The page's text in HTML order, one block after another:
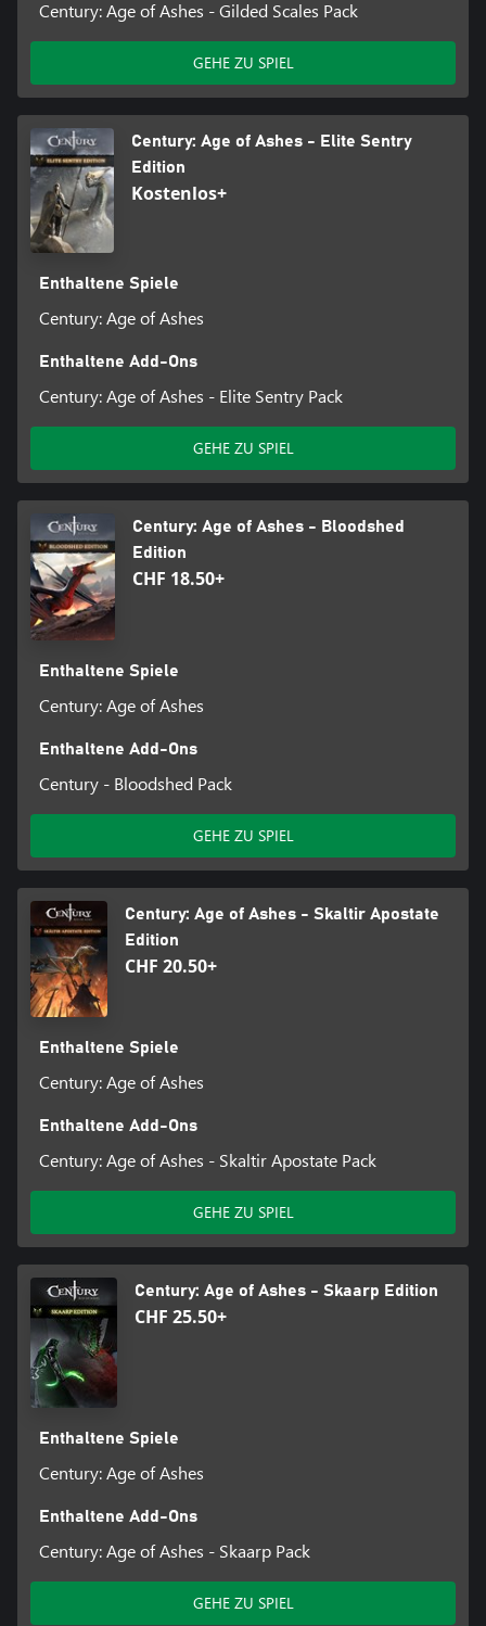
Century: Age of Ashes - Gilded Scales Pack
GEHE ZU SPIEL
Century: Age of Ashes - Elite Sentry
Edition
Kostenlos+
Enthaltene Spiele
Century: Age of Ashes
Enthaltene Add-Ons
Century: Age of Ashes - Elite Sentry Pack
GEHE ZU SPIEL
Century: Age of Ashes - Bloodshed
Edition
CHF 18.50+
Enthaltene Spiele
Century: Age of Ashes
Enthaltene Add-Ons
Century - Bloodshed Pack
GEHE ZU SPIEL
Century: Age of Ashes - Skaltir Apostate
Edition
CHF 20.50+
Enthaltene Spiele
Century: Age of Ashes
Enthaltene Add-Ons
Century: Age of Ashes - Skaltir Apostate Pack
GEHE ZU SPIEL
Century: Age of Ashes - Skaarp Edition
CHF 25.50+
Enthaltene Spiele
Century: Age of Ashes
Enthaltene Add-Ons
Century: Age of Ashes - Skaarp Pack
GEHE ZU SPIEL